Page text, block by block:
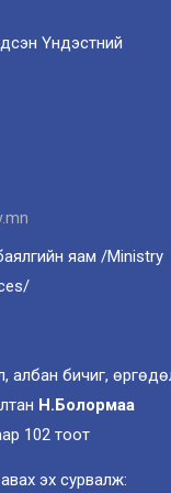
Үндэстний
яам /Ministry
албан бичиг,
Н.Болормаа
102 тоот
эх сурвалж: